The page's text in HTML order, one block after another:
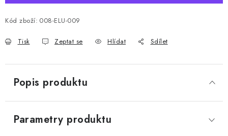
Kód zboží: 008-ELU-009
Tisk Zeptat se Hlídat Sdílet
Popis produktu
Parametry produktu